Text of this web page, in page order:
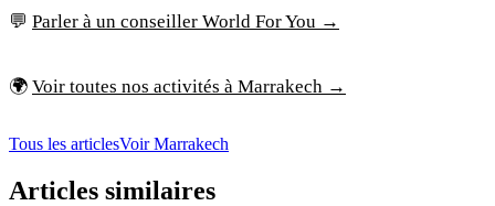
💬 Parler à un conseiller World For You →
🌍 Voir toutes nos activités à Marrakech →
Tous les articlesVoir Marrakech
Articles similaires